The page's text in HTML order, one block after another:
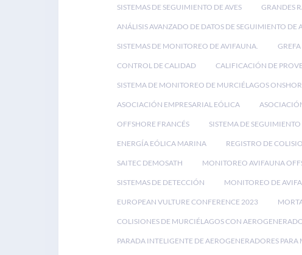
SISTEMAS DE SEGUIMIENTO DE AVES GRANDES
ANÁLISIS AVANZADO DE DATOS DE SEGUIMIENTO DE
SISTEMAS DE MONITOREO DE AVIFAUNA. GREFA
CONTROL DE CALIDAD CALIFICACIÓN DE
SISTEMA DE MONITOREO DE MURCIÉLAGOS
ASOCIACIÓN EMPRESARIAL EÓLICA
OFFSHORE FRANCÉS SISTEMA DE SEGUIMIENTO
ENERGÍA EÓLICA MARINA REGISTRO DE
SAITEC DEMOSATH MONITOREO AVIFAUNA
SISTEMAS DE DETECCIÓN MONITOREO DE
EUROPEAN VULTURE CONFERENCE 2023
COLISIONES DE MURCIÉLAGOS CON
PARADA INTELIGENTE DE AEROGENERADORES PARA